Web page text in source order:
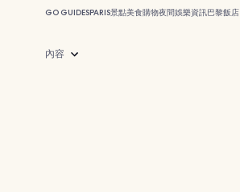
GO GUIDESPARIS景點美食購物夜間娛樂資訊巴黎飯店
內容